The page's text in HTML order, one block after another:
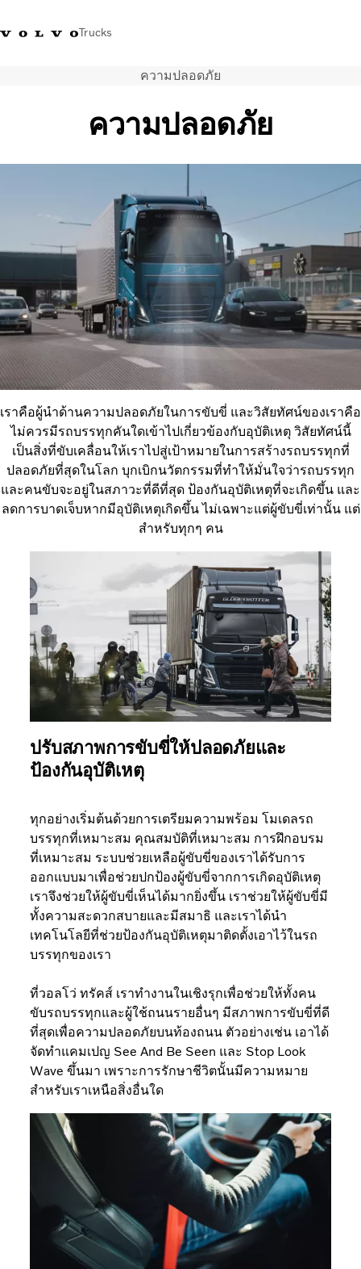
Trucks
Volvo Trucks Thailand Facebook เข้าสู่ระบบ
การใช้งานด้านการขนส่ง
สถานที่ตั้งของตัวแทนจำหน่าย
ข่าวและสื่อ
ติดต่อเรา
ความปลอดภัย
ความปลอดภัย
เราคือผู้นำด้านความปลอดภัยในการขับขี่ และวิสัยทัศน์ของเราคือ
ไม่ควรมีรถบรรทุกคันใดเข้าไปเกี่ยวข้องกับอุบัติเหตุ วิสัยทัศน์นี้
เป็นสิ่งที่ขับเคลื่อนให้เราไปสู่เป้าหมายในการสร้างรถบรรทุกที่
ปลอดภัยที่สุดในโลก บุกเบิกนวัตกรรมที่ทำให้มั่นใจว่ารถบรรทุก
และคนขับจะอยู่ในสภาวะที่ดีที่สุด ป้องกันอุบัติเหตุที่จะเกิดขึ้น และ
ลดการบาดเจ็บหากมีอุบัติเหตุเกิดขึ้น ไม่เฉพาะแต่ผู้ขับขี่เท่านั้น แต่
สำหรับทุกๆ คน
ปรับสภาพการขับขี่ให้ปลอดภัยและ
ป้องกันอุบัติเหตุ
ทุกอย่างเริ่มต้นด้วยการเตรียมความพร้อม โมเดลรถ
บรรทุกที่เหมาะสม คุณสมบัติที่เหมาะสม การฝึกอบรม
ที่เหมาะสม ระบบช่วยเหลือผู้ขับขี่ของเราได้รับการ
ออกแบบมาเพื่อช่วยปกป้องผู้ขับขี่จากการเกิดอุบัติเหตุ
เราจึงช่วยให้ผู้ขับขี่เห็นได้มากยิ่งขึ้น เราช่วยให้ผู้ขับขี่มี
ทั้งความสะดวกสบายและมีสมาธิ และเราได้นำ
เทคโนโลยีที่ช่วยป้องกันอุบัติเหตุมาติดตั้งเอาไว้ในรถ
บรรทุกของเรา
ที่วอลโว่ ทรัคส์ เราทำงานในเชิงรุกเพื่อช่วยให้ทั้งคน
ขับรถบรรทุกและผู้ใช้ถนนรายอื่นๆ มีสภาพการขับขี่ที่ดี
ที่สุดเพื่อความปลอดภัยบนท้องถนน ตัวอย่างเช่น เอาได้
จัดทำแคมเปญ See And Be Seen และ Stop Look
Wave ขึ้นมา เพราะการรักษาชีวิตนั้นมีความหมาย
สำหรับเราเหนือสิ่งอื่นใด